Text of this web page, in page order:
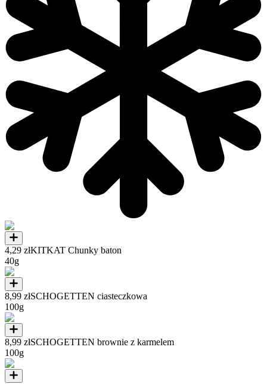
4,29 złKITKAT Chunky baton
40g
8,99 złSCHOGETTEN ciasteczkowa
100g
8,99 złSCHOGETTEN brownie z karmelem
100g